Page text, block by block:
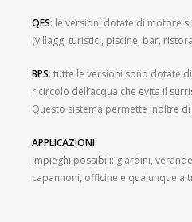
QES: le versioni dotate di motore
(villaggi turistici, piscine, bar,
BPS: tutte le versioni sono dotate
ricircolo dell’acqua che evita il
Questo sistema permette inoltre
APPLICAZIONI
Impieghi possibili: giardini,
capannoni, officine e qualunque